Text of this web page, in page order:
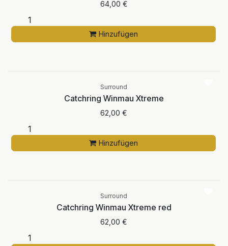
64,00 €
Hinzufügen
Surround
Catchring Winmau Xtreme
62,00 €
Hinzufügen
Surround
Catchring Winmau Xtreme red
62,00 €